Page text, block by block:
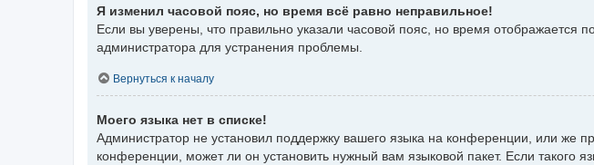
Я изменил часовой пояс, но время всё равно неправильное!
Если вы уверены, что правильно указали часовой пояс, но время отображается
администратора для устранения проблемы.
Вернуться к началу
Моего языка нет в списке!
Администратор не установил поддержку вашего языка на конференции, или же
конференции, может ли он установить нужный вам языковой пакет. Если такого